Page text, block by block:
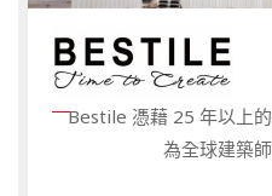
Bestile 憑藉 25 年以上
為全球建築